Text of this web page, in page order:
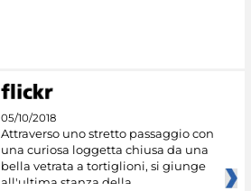
05/10/2018
Attraverso uno stretto passaggio con
una curiosa loggetta chiusa da una
bella vetrata a tortiglioni, si giunge
all'ultima stanza della